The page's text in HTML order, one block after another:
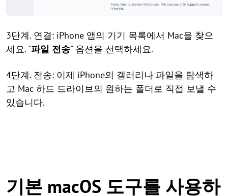
3단계. 연결: iPhone 앱의 기기 목록에서 Mac을 찾으
세요. "파일 전송" 옵션을 선택하세요.
4단계. 전송: 이제 iPhone의 갤러리나 파일을 탐색하
고 Mac 하드 드라이브의 원하는 폴더로 직접 보낼 수
있습니다.
기본 macOS 도구를 사용하